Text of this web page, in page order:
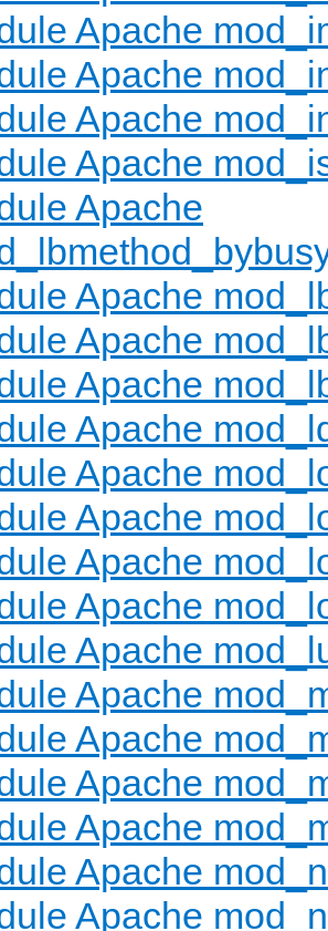
Apache
Apache
Apache
Apache
Apache
Apache
Apache
Apache
Apache
Apache
Apache
Apache
Apache
Apache
Apache
Apache
Apache
Apache
Apache
Apache